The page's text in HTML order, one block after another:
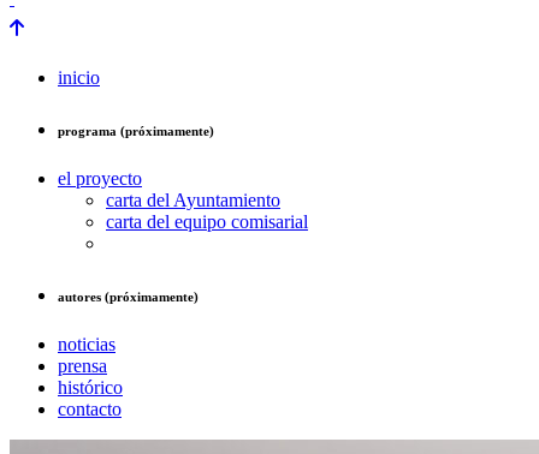
inicio
programa (próximamente)
el proyecto
carta del Ayuntamiento
carta del equipo comisarial
autores (próximamente)
noticias
prensa
histórico
contacto